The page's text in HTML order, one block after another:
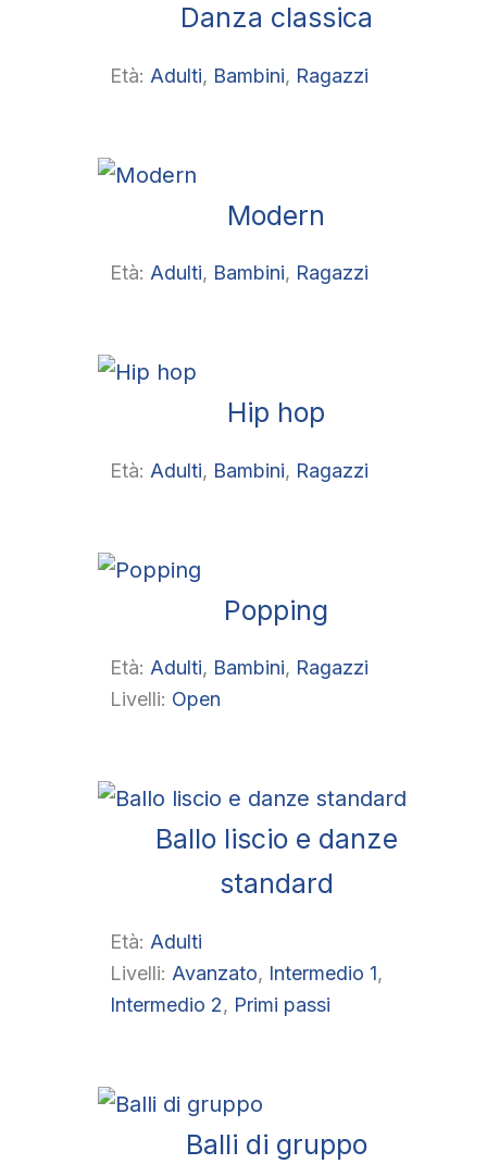
Danza classica
Età: Adulti, Bambini, Ragazzi
Modern
Età: Adulti, Bambini, Ragazzi
Hip hop
Età: Adulti, Bambini, Ragazzi
Popping
Età: Adulti, Bambini, Ragazzi
Livelli: Open
Ballo liscio e danze
standard
Età: Adulti
Livelli: Avanzato, Intermedio 1
Intermedio 2, Primi passi
Balli di gruppo